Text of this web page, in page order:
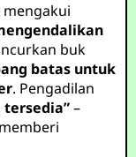
buk
batas untuk
. Pengadilan
–